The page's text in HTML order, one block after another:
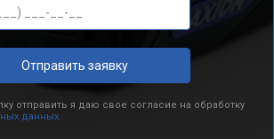
Отправить заявку
отправить я даю свое согласие на обработку
данных.